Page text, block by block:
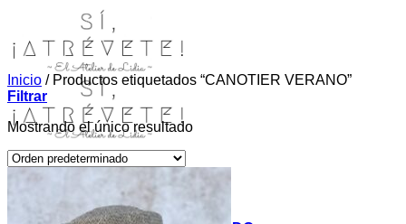
TIENDA
Inicio /Productos etiquetados “CANOTIER VERANO”
Filtrar
Mostrando el único resultado